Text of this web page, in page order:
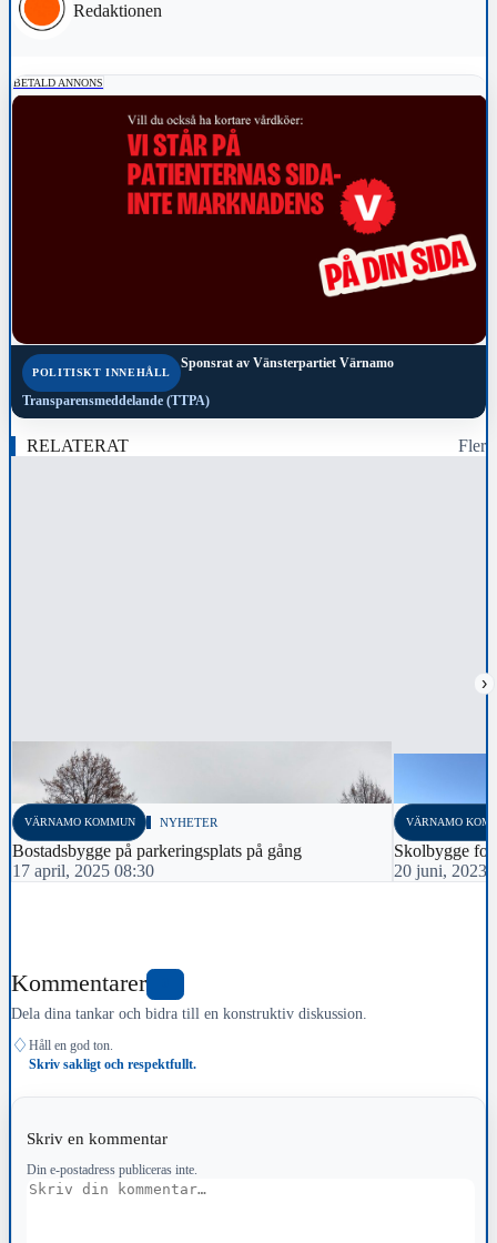
Redaktionen
BETALD ANNONS
POLITISKT INNEHÅLL
Sponsrat av Vänsterpartiet Värnamo
Transparensmeddelande (TTPA)
RELATERAT Fler
›
VÄRNAMO KOMMUN NYHETER
Bostadsbygge på parkeringsplats på gång
17 april, 2025 08:30
VÄRNAMO
Skolbygge
20 juni, 2023
Kommentarer
Dela dina tankar och bidra till en konstruktiv diskussion.
♢ Håll en god ton.
Skriv sakligt och respektfullt.
Skriv en kommentar
Din e-postadress publiceras inte.
Kommentar